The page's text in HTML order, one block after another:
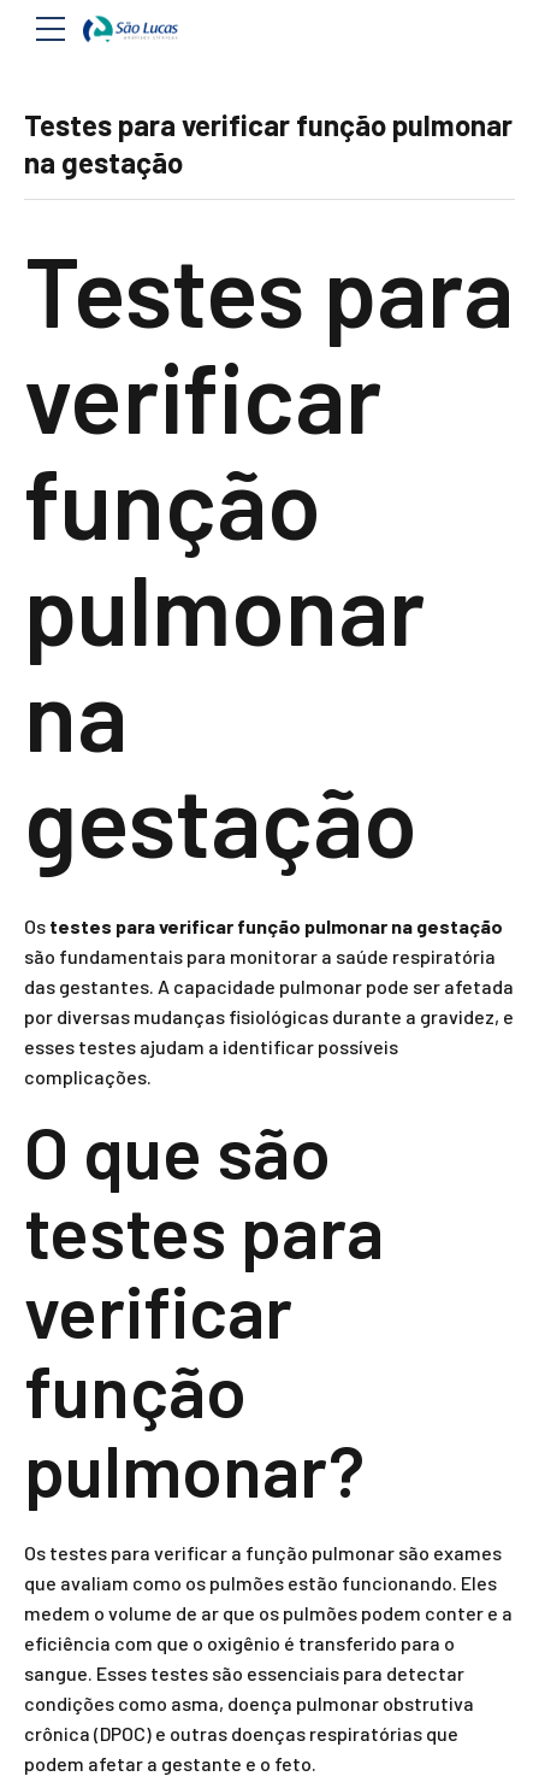
Testes para verificar função pulmonar
na gestação
Testes para
verificar
função
pulmonar
na
gestação
Os testes para verificar função pulmonar na gestação
são fundamentais para monitorar a saúde respiratória
das gestantes. A capacidade pulmonar pode ser afetada
por diversas mudanças fisiológicas durante a gravidez, e
esses testes ajudam a identificar possíveis
complicações.
O que são
testes para
verificar
função
pulmonar?
Os testes para verificar a função pulmonar são exames
que avaliam como os pulmões estão funcionando. Eles
medem o volume de ar que os pulmões podem conter e a
eficiência com que o oxigênio é transferido para o
sangue. Esses testes são essenciais para detectar
condições como asma, doença pulmonar obstrutiva
crônica (DPOC) e outras doenças respiratórias que
podem afetar a gestante e o feto.